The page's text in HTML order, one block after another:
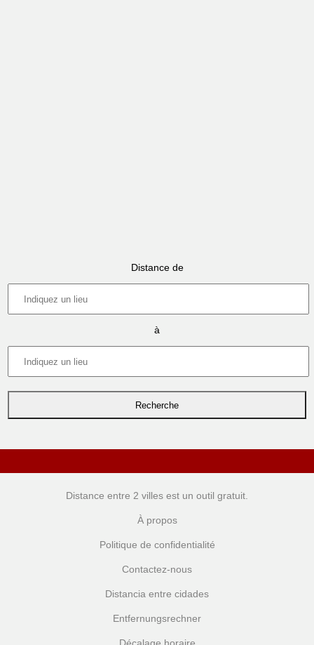
Distance de
à
Distance entre 2 villes est un outil gratuit.
À propos
Politique de confidentialité
Contactez-nous
Distancia entre cidades
Entfernungsrechner